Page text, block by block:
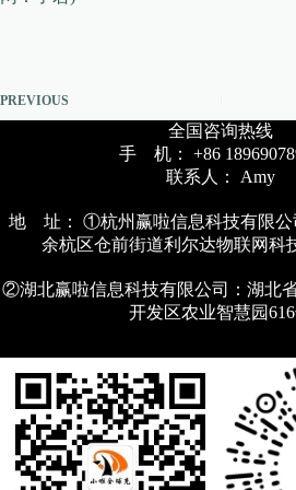
PREVIOUS
全国咨询热线
手 机： +86
联系人： Amy
地 址： ①杭州赢啦信息科技有限公
余杭区仓前街道利尔达物联网科
②湖北赢啦信息科技有限公司：湖北
开发区农业智慧园